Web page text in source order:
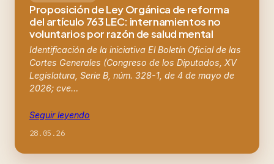
Proposición de Ley Orgánica de reforma
del artículo 763 LEC: internamientos no
voluntarios por razón de salud mental
Identificación de la iniciativa El Boletín Oficial de las
Cortes Generales (Congreso de los Diputados, XV
Legislatura, Serie B, núm. 328-1, de 4 de mayo de
2026; cve…
Seguir leyendo
28.05.26